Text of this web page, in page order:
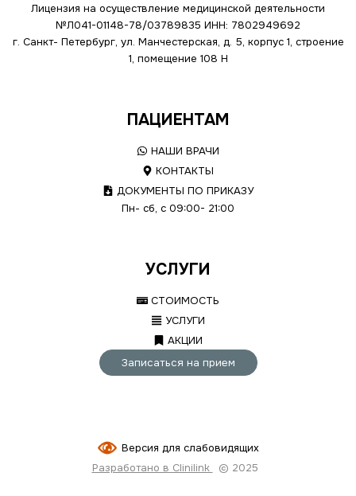
Лицензия на осуществление медицинской деятельности
№Л041-01148-78/03789835 ИНН: 7802949692
г. Санкт- Петербург, ул. Манчестерская, д. 5, корпус 1, строение
1, помещение 108 Н
ПАЦИЕНТАМ
НАШИ ВРАЧИ
КОНТАКТЫ
ДОКУМЕНТЫ ПО ПРИКАЗУ
Пн- сб, с 09:00- 21:00
УСЛУГИ
СТОИМОСТЬ
УСЛУГИ
АКЦИИ
Записаться на прием
Версия для слабовидящих
Разработано в Clinilink
© 2025